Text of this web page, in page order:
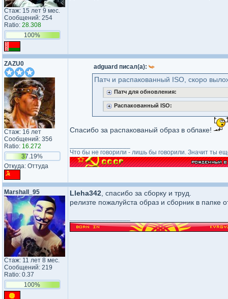
Стаж: 15 лет 9 мес.
Сообщений: 254
Ratio: 28.308
100%
ZAZU0
Стаж: 16 лет
Сообщений: 356
Ratio: 16.272
37.19%
Откуда: Оттуда
adguard писал(а):
Патч и распакованный ISO, скоро
Патч для обновления:
Распакованный ISO:
Спасибо за распакованый образ в облаке!
Что бы не говорили - лишь бы говорили. Значит ты
Marshall_95
Стаж: 11 лет 8 мес.
Сообщений: 219
Ratio: 0.37
100%
Lleha342 , спасибо за сборку и труд.
релизте пожалуйста образ и сборник в папке